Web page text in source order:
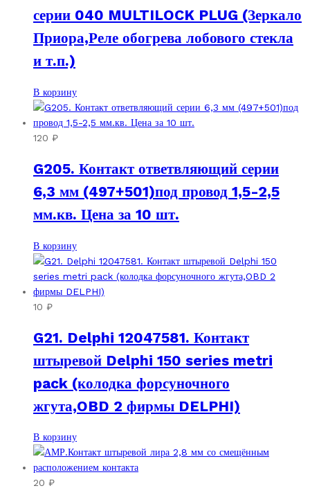
серии 040 MULTILOCK PLUG (Зеркало
Приора,Реле обогрева лобового стекла
и т.п.)
В корзину
120 ₽
G205. Контакт ответвляющий серии
6,3 мм (497+501)под провод 1,5-2,5
мм.кв. Цена за 10 шт.
В корзину
10 ₽
G21. Delphi 12047581. Контакт
штыревой Delphi 150 series metri
pack (колодка форсуночного
жгута,OBD 2 фирмы DELPHI)
В корзину
20 ₽